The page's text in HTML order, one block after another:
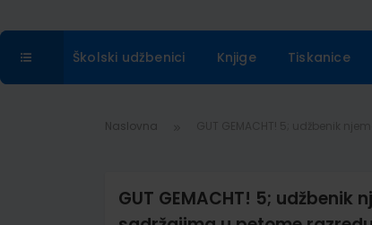
Školski udžbenici Knjige Tiskanice
Naslovna
GUT GEMACHT! 5;